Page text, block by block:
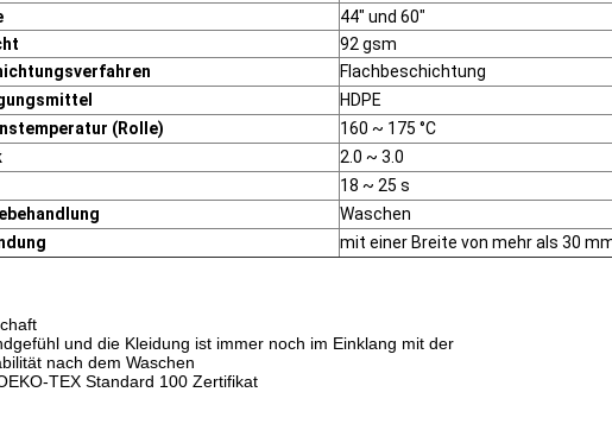
44" und 60"
92 gsm
Flachbeschichtung
HDPE
(Rolle)
160 ~ 175 °C
2.0 ~ 3.0
18 ~ 25 s
Waschen
mit einer Breite von mehr als 30
und die Kleidung ist immer noch im Einklang mit der
nach dem Waschen
TEX Standard 100 Zertifikat